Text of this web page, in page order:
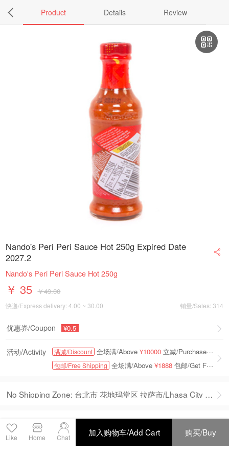
Product Details Review
Nando's Peri Peri Sauce Hot 250g Expired Date
2027.2
Nando's Peri Peri Sauce Hot 250g
￥ 35 ￥49.00
快递/Express delivery: 4.00 ~ 30.00 销量/Sales: 314
优惠券/Coupon ¥0.5
活动/Activity 满减/Discount 全场满/Above¥10000 立减/Purchase Get
包邮/Free Shipping 全场满/Above¥1888 包邮/Get Free Shipping;
No Shipping Zone: 台北市 花地玛堂区 拉萨市/Lhasa City 昌都地区/Changdu District 山南地区/Shannan region 日喀则地区/Xigaze Region 那曲地区/Naqu region 阿里地区/Ali region 林芝地区/Nyingchi prefecture 西宁市/Xining City 海东地区/Haidong Prefecture 海北自治州/Haibei Autonomous Prefecture 黄南自治州/Huangnan Autonomous Prefecture 海南自治州/Hainan Autonomous Prefecture 果洛自治州/Golog Autonomous Prefecture 玉树自治州/Yushu Autonomous Prefecture 海西自治州/Haixi Autonomous Prefecture 银川市/Yinchuan City 石嘴山市/Shizuishan City 吴忠市/Wuzhong City 固原市/Guyuan City 中卫市/Zhongwei City 乌鲁木齐市/Urumqi 克拉玛依市/Urumqi 吐鲁番地区/Turpan region 哈密地区/Hami region 昌吉自治州/Hami region 博尔塔拉州/Bortala 巴音郭楞州/Bayin Guolingzhou 阿克苏地区/Aksu region 克孜勒苏州/Kizilsu Suzhou 喀什地区/Kashgar region 和田地区/Hotan Region 伊犁自治州/Ili Autonomous Prefecture 塔城地区/Tacheng District 阿勒泰地区/Altay region 新疆省辖单位/Units under the jurisdiction of Xinjiang Province 台北市/Taipei City 高雄市/Kaohsiung City 基隆市/Keelung City 台中市/Taichung City 台南市/Tainan City 新竹市/Hsinchu City 嘉义市/Jiayi City 香港岛/Hong Kong Island 九龙/Kowloon 新界东/New Territories East 新界西/New Territories West 境外地区/Overseas area 其他地区/Other regions
请选择/Please Select Quantity
Like Home Chat 加入购物车/Add Cart 购买/Buy